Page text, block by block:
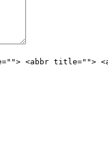
<abbr title="">